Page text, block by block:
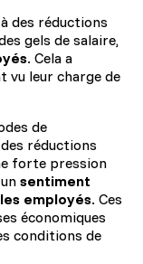
des réductions
gels de salaire,
. Cela a
vu leur charge de
de
réductions
forte pression
sentiment
employés. Ces
économiques
conditions de